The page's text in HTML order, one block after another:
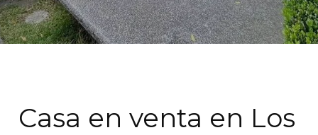
Casa en venta en Los